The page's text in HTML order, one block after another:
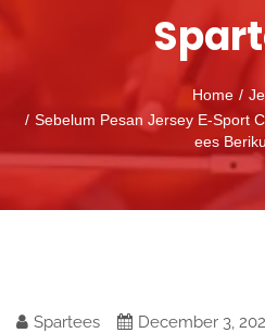
Home
Sebelum Pesan Jersey E-Sport
ees
Spartees December 3,